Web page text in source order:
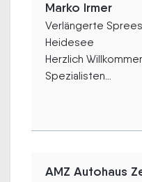
Marko Irmer
Verlängerte
Heidesee
Herzlich
Spezialisten...
AMZ Autohaus